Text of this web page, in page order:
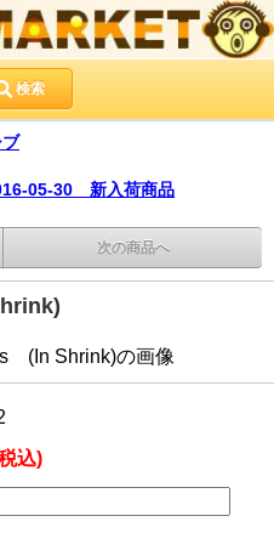
検索
05-30 新入荷商品
次の商品へ
込)